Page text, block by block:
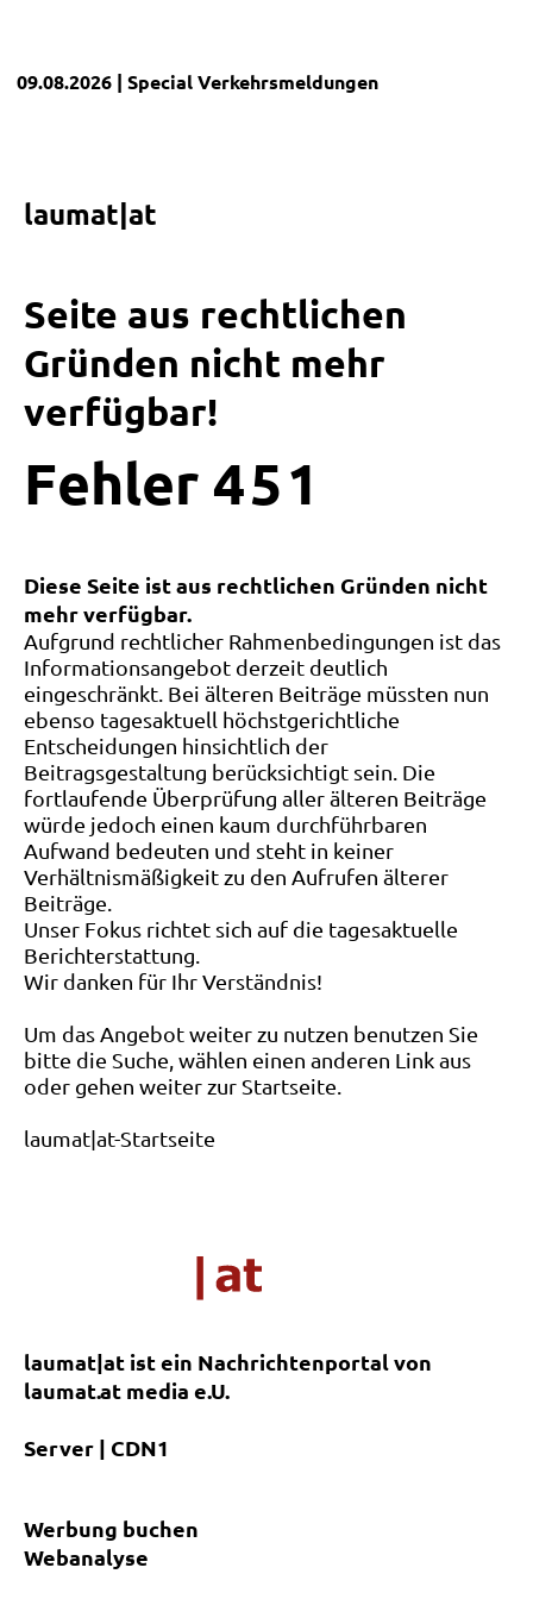
09.08.2026 | SpecialVerkehrsmeldungen
laumat|at
Seite aus rechtlichen
Gründen nicht mehr
verfügbar!
Fehler 4 5 1
Diese Seite ist aus rechtlichen Gründen nicht
mehr verfügbar.
Aufgrund rechtlicher Rahmenbedingungen ist das
Informationsangebot derzeit deutlich
eingeschränkt. Bei älteren Beiträge müssten nun
ebenso tagesaktuell höchstgerichtliche
Entscheidungen hinsichtlich der
Beitragsgestaltung berücksichtigt sein. Die
fortlaufende Überprüfung aller älteren Beiträge
würde jedoch einen kaum durchführbaren
Aufwand bedeuten und steht in keiner
Verhältnismäßigkeit zu den Aufrufen älterer
Beiträge.
Unser Fokus richtet sich auf die tagesaktuelle
Berichterstattung.
Wir danken für Ihr Verständnis!
Um das Angebot weiter zu nutzen benutzen Sie
bitte die Suche, wählen einen anderen Link aus
oder gehen weiter zur Startseite.
laumat|at-Startseite
laumat|at ist ein Nachrichtenportal von
laumat.at media e.U.
Server | CDN1
Werbung buchen
Webanalyse